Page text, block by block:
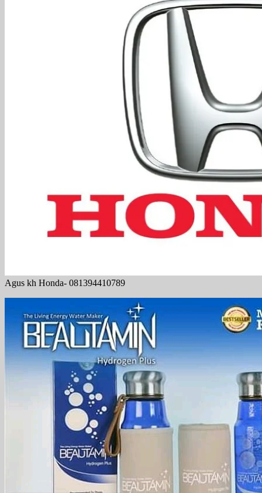
Agus kh Honda- 081394410789